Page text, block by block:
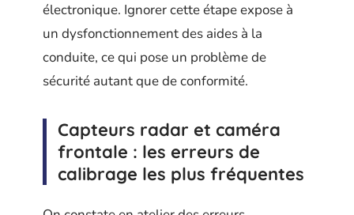
électronique. Ignorer cette étape expose à
un dysfonctionnement des aides à la
conduite, ce qui pose un problème de
sécurité autant que de conformité.
Capteurs radar et caméra
frontale : les erreurs de
calibrage les plus fréquentes